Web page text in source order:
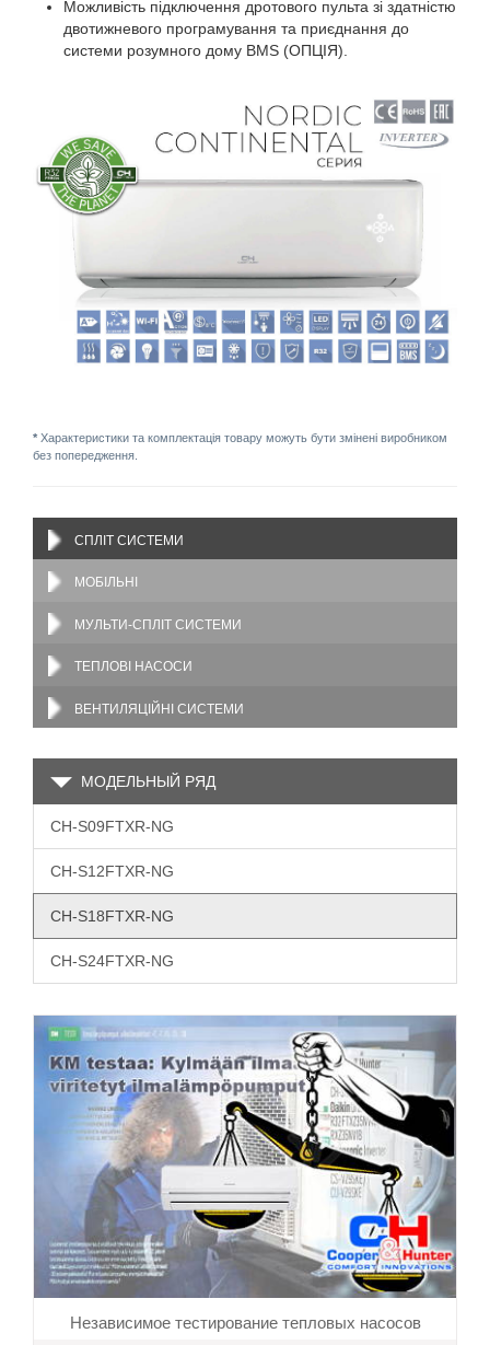
Можливість підключення дротового пульта зі здатністю
двотижневого програмування та приєднання до
системи розумного дому BMS (ОПЦІЯ).
* Характеристики та комплектація товару можуть бути змінені виробником
без попередження.
СПЛІТ СИСТЕМИ
МОБІЛЬНІ
МУЛЬТИ-СПЛІТ СИСТЕМИ
ТЕПЛОВІ НАСОСИ
ВЕНТИЛЯЦІЙНІ СИСТЕМИ
МОДЕЛЬНЫЙ РЯД
CH-S09FTXR-NG
CH-S12FTXR-NG
CH-S18FTXR-NG
CH-S24FTXR-NG
Независимое тестирование тепловых насосов